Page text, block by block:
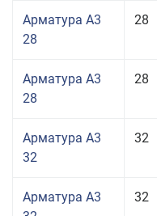
Арматура А3
28
28
Арматура А3
28
28
Арматура А3
32
32
Арматура А3
32